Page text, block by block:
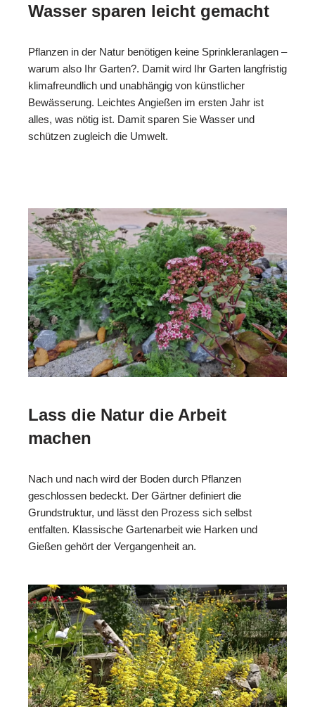
Wasser sparen leicht gemacht
Pflanzen in der Natur benötigen keine Sprinkleranlagen –
warum also Ihr Garten?. Damit wird Ihr Garten langfristig
klimafreundlich und unabhängig von künstlicher
Bewässerung. Leichtes Angießen im ersten Jahr ist
alles, was nötig ist. Damit sparen Sie Wasser und
schützen zugleich die Umwelt.
Lass die Natur die Arbeit
machen
Nach und nach wird der Boden durch Pflanzen
geschlossen bedeckt. Der Gärtner definiert die
Grundstruktur, und lässt den Prozess sich selbst
entfalten. Klassische Gartenarbeit wie Harken und
Gießen gehört der Vergangenheit an.